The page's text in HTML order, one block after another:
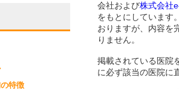
特徴
会社および株式会社
をもとにしています
おりますが、内容を
りません。
掲載されている医院
に必ず該当の医院に